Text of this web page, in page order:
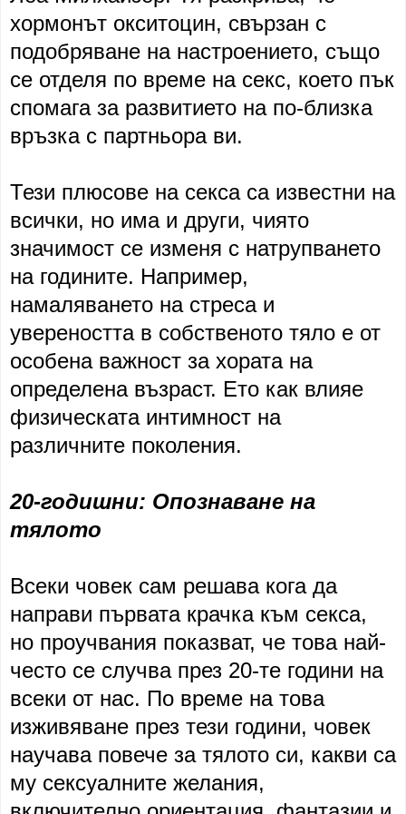
хормонът окситоцин, свързан с
подобряване на настроението, също
се отделя по време на секс, което пък
спомага за развитието на по-близка
връзка с партньора ви.
Тези плюсове на секса са известни на
всички, но има и други, чиято
значимост се изменя с натрупването
на годините. Например,
намаляването на стреса и
увереността в собственото тяло е от
особена важност за хората на
определена възраст. Ето как влияе
физическата интимност на
различните поколения.
20-годишни: Опознаване на
тялото
Всеки човек сам решава кога да
направи първата крачка към секса,
но проучвания показват, че това най-
често се случва през 20-те години на
всеки от нас. По време на това
изживяване през тези години, човек
научава повече за тялото си, какви са
му сексуалните желания,